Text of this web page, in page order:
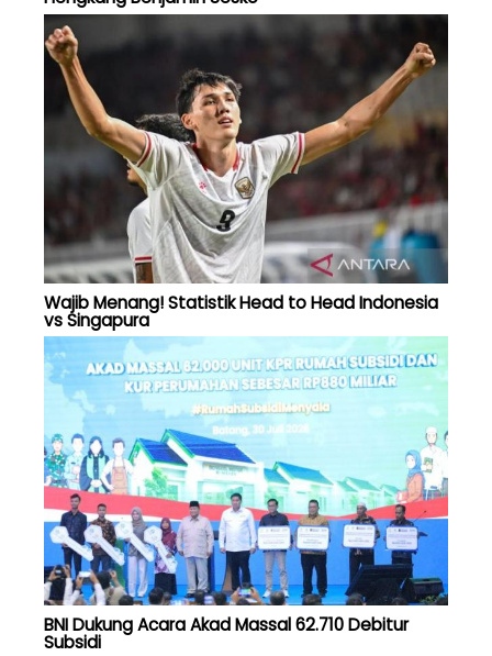
Wajib Menang! Statistik Head to Head Indonesia
vs Singapura
BNI Dukung Acara Akad Massal 62.710 Debitur
Subsidi